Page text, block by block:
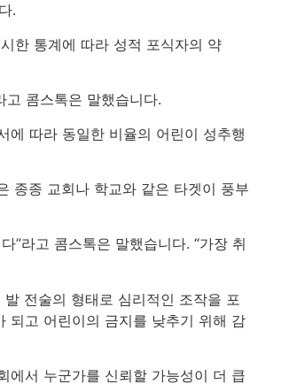
.
한 통계에 따라 성적 포식자의 약
콤스톡은 말했습니다.
에 따라 동일한 비율의 어린이 성추행
종종 교회나 학교와 같은 타겟이 풍부
”라고 콤스톡은 말했습니다. “가장 취
전술의 형태로 심리적인 조작을 포
되고 어린이의 금지를 낮추기 위해 감
에서 누군가를 신뢰할 가능성이 더 큽